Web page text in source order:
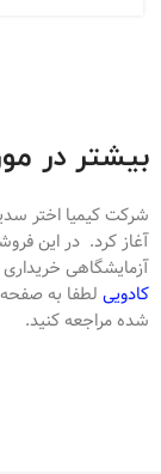
بیشتر در
آغاز کرد. در این
آزمایشگاهی
کادویی لطفا به
شده مراجعه کنید.